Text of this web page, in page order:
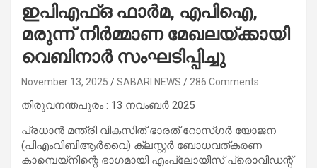
ഇപിഎഫ്ഒ ഫാർമ, എപിഐ,
മരുന്ന് നിർമ്മാണ മേഖലയ്ക്കായി
വെബിനാർ സംഘടിപ്പിച്ചു
November 13, 2025 SABARI NEWS 286 Comments
തിരുവനന്തപുരം : 13 നവംബർ 2025
പ്രധാൻ മന്ത്രി വികസിത് ഭാരത് റോസ്ഗർ യോജന
(പിഎംവിബിആർവൈ) ക്ലസ്റ്റർ ബോധവത്കരണ
കാമ്പെയ്‌നിന്റെ ഭാഗമായി എംപ്ലോയീസ് പ്രൊവിഡന്റ്